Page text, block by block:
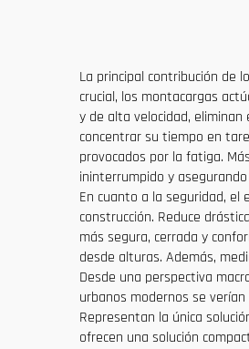
La principal contribución de
crucial, los montacargas
y de alta velocidad,
concentrar su tiempo en
provocados por la fatiga.
ininterrumpido y
En cuanto a la seguridad,
construcción. Reduce
más segura, cerrada y
desde alturas. Además,
Desde una perspectiva
urbanos modernos se
Representan la única
ofrecen una solución